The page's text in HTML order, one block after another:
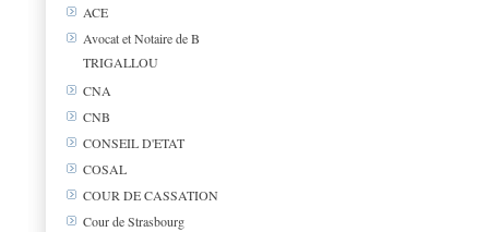
ACE
Avocat et Notaire de B
TRIGALLOU
CNA
CNB
CONSEIL D'ETAT
COSAL
COUR DE CASSATION
Cour de Strasbourg